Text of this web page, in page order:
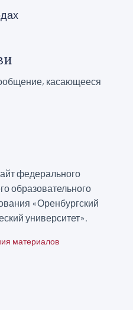
касающееся
федерального
образовательного
«Оренбургский
университет».
материалов